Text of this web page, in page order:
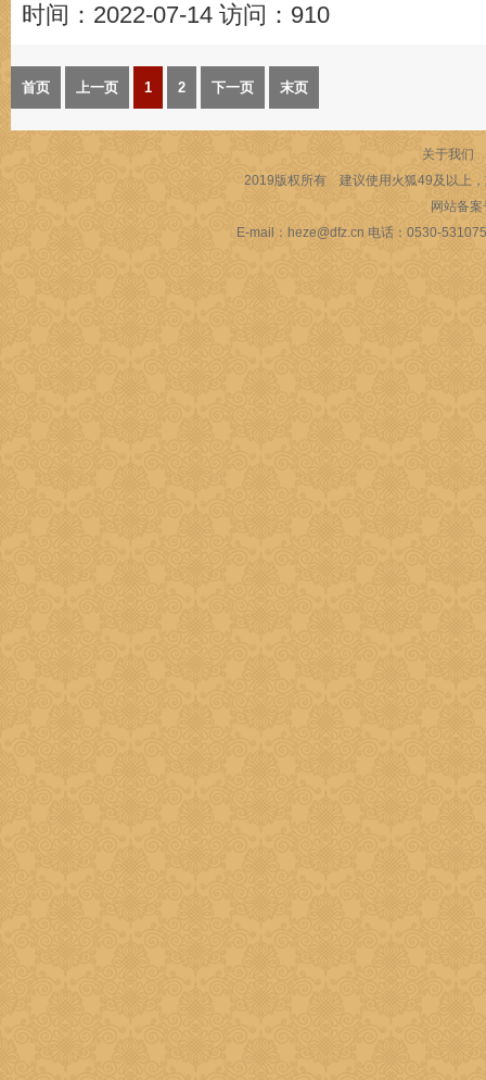
时间：2022-07-14 访问：910
首页 上一页 1 2 下一页 末页
关于我们
2019版权所有 建议使用火狐49及以上
网站备案
E-mail：heze@dfz.cn 电话：0530-